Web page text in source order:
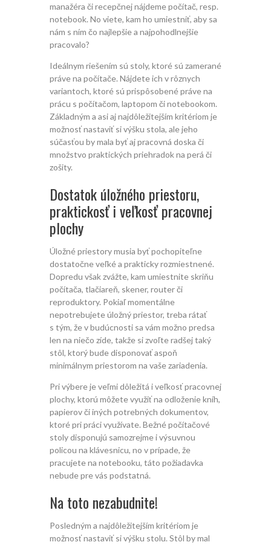
manažéra či recepčnej nájdeme počítač, resp.
notebook. No viete, kam ho umiestniť, aby sa
nám s ním čo najlepšie a najpohodlnejšie
pracovalo?
Ideálnym riešením sú stoly, ktoré sú zamerané
práve na počítače. Nájdete ich v rôznych
variantoch, ktoré sú prispôsobené práve na
prácu s počítačom, laptopom či notebookom.
Základným a asi aj najdôležitejším kritériom je
možnosť nastaviť si výšku stola, ale jeho
súčasťou by mala byť aj pracovná doska či
množstvo praktických priehradok na perá či
zošity.
Dostatok úložného priestoru,
praktickosť i veľkosť pracovnej
plochy
Úložné priestory musia byť pochopiteľne
dostatočne veľké a prakticky rozmiestnené.
Dopredu však zvážte, kam umiestnite skriňu
počítača, tlačiareň, skener, router či
reproduktory. Pokiaľ momentálne
nepotrebujete úložný priestor, treba rátať
s tým, že v budúcnosti sa vám možno predsa
len na niečo zíde, takže si zvoľte radšej taký
stôl, ktorý bude disponovať aspoň
minimálnym priestorom na vaše zariadenia.
Pri výbere je veľmi dôležitá i veľkosť pracovnej
plochy, ktorú môžete využiť na odloženie kníh,
papierov či iných potrebných dokumentov,
ktoré pri práci využívate. Bežné počítačové
stoly disponujú samozrejme i výsuvnou
policou na klávesnicu, no v prípade, že
pracujete na notebooku, táto požiadavka
nebude pre vás podstatná.
Na toto nezabudnite!
Posledným a najdôležitejším kritériom je
možnosť nastaviť si výšku stolu. Stôl by mal